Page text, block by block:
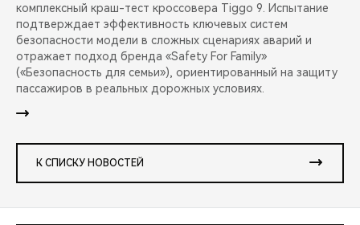
комплексный краш-тест кроссовера Tiggo 9. Испытание
подтверждает эффективность ключевых систем
безопасности модели в сложных сценариях аварий и
отражает подход бренда «Safety For Family»
(«Безопасность для семьи»), ориентированный на защиту
пассажиров в реальных дорожных условиях.
К СПИСКУ НОВОСТЕЙ